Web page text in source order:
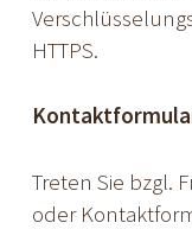
HTTPS.
Treten Sie bzgl.
oder